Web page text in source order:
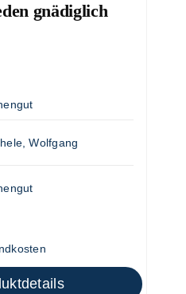
gnädiglich
Wolfgang